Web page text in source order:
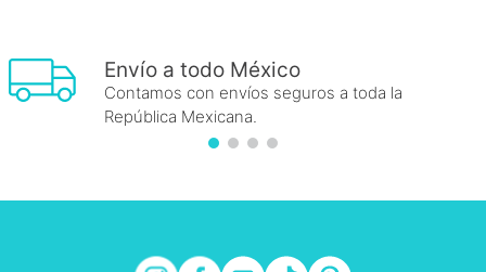
Envío a todo México
Contamos con envíos seguros a toda la
República Mexicana.